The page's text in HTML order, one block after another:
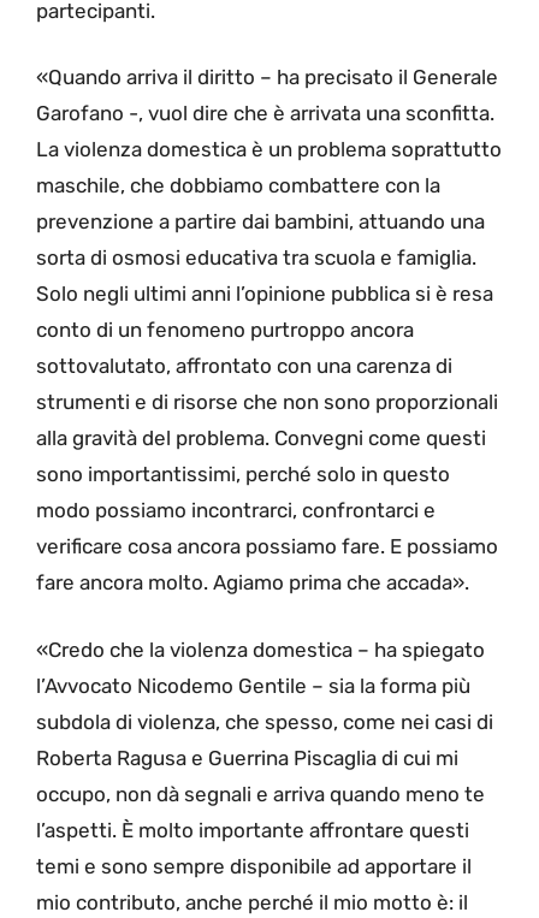
partecipanti.
«Quando arriva il diritto – ha precisato il Generale
Garofano -, vuol dire che è arrivata una sconfitta.
La violenza domestica è un problema soprattutto
maschile, che dobbiamo combattere con la
prevenzione a partire dai bambini, attuando una
sorta di osmosi educativa tra scuola e famiglia.
Solo negli ultimi anni l’opinione pubblica si è resa
conto di un fenomeno purtroppo ancora
sottovalutato, affrontato con una carenza di
strumenti e di risorse che non sono proporzionali
alla gravità del problema. Convegni come questi
sono importantissimi, perché solo in questo
modo possiamo incontrarci, confrontarci e
verificare cosa ancora possiamo fare. E possiamo
fare ancora molto. Agiamo prima che accada».
«Credo che la violenza domestica – ha spiegato
l’Avvocato Nicodemo Gentile – sia la forma più
subdola di violenza, che spesso, come nei casi di
Roberta Ragusa e Guerrina Piscaglia di cui mi
occupo, non dà segnali e arriva quando meno te
l’aspetti. È molto importante affrontare questi
temi e sono sempre disponibile ad apportare il
mio contributo, anche perché il mio motto è: il